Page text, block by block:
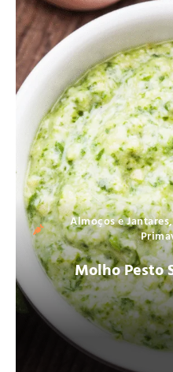
Almoços e Jantares
Molho Pesto